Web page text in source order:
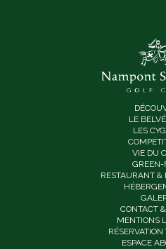
LE
LES
VIE DU
GREEN-
RESTAURANT &
CONTACT
MENTIONS
ESPACE